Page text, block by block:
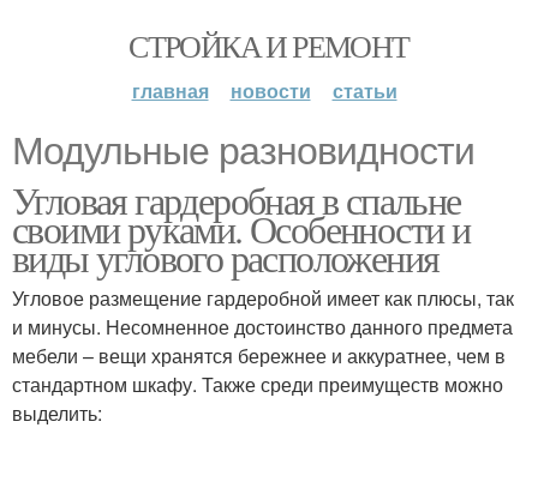
СТРОЙКА И РЕМОНТ
главная новости статьи
Модульные разновидности
Угловая гардеробная в спальне
своими руками. Особенности и
виды углового расположения
Угловое размещение гардеробной имеет как плюсы, так
и минусы. Несомненное достоинство данного предмета
мебели – вещи хранятся бережнее и аккуратнее, чем в
стандартном шкафу. Также среди преимуществ можно
выделить: